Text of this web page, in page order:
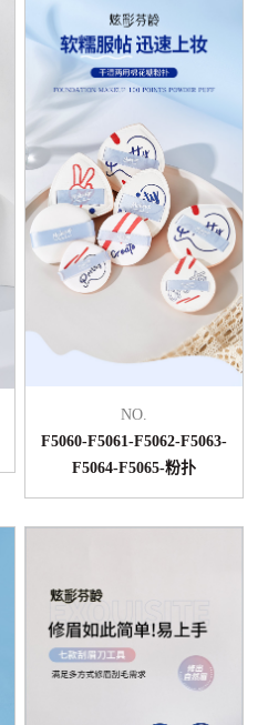
NO.
F5060-F5061-F5062-F5063-
F5064-F5065-粉扑